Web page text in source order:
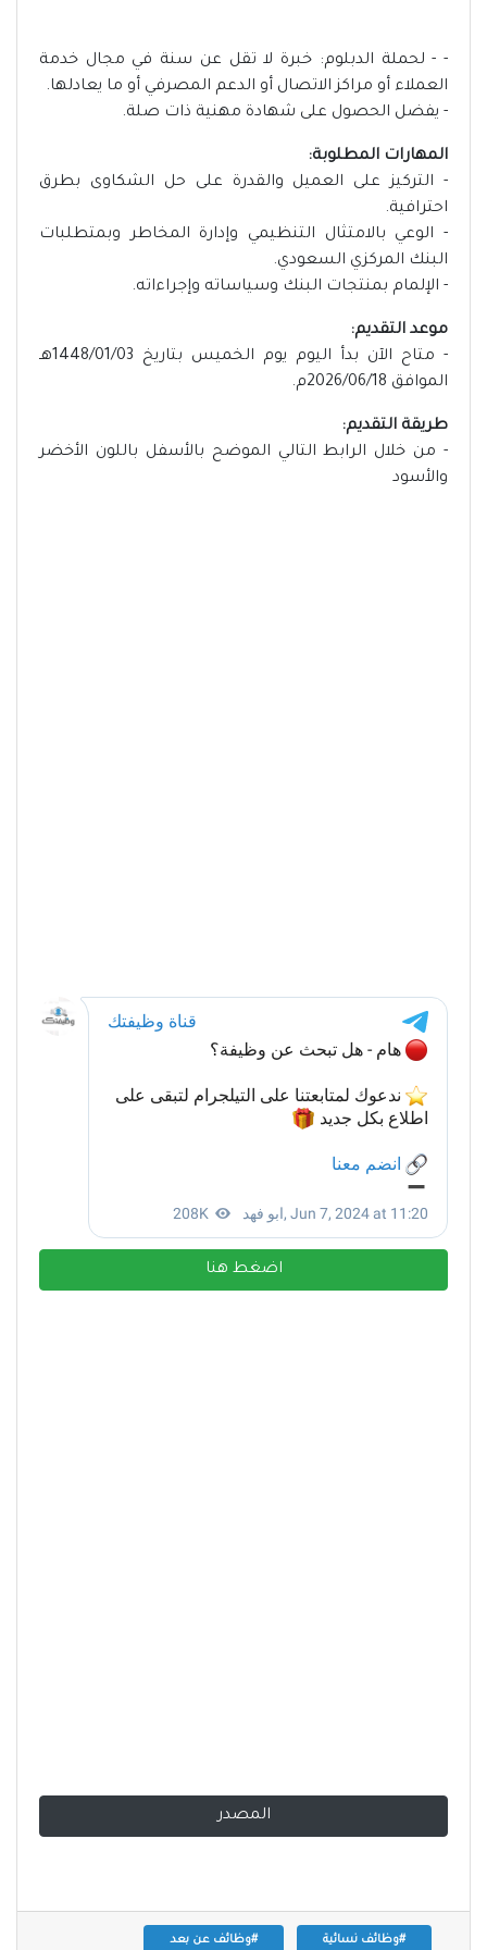
- - لحملة الدبلوم: خبرة لا تقل عن سنة في مجال خدمة
العملاء أو مراكز الاتصال أو الدعم المصرفي أو ما يعادلها.
- يفضل الحصول على شهادة مهنية ذات صلة.
المهارات المطلوبة:
- التركيز على العميل والقدرة على حل الشكاوى بطرق
احترافية.
- الوعي بالامتثال التنظيمي وإدارة المخاطر وبمتطلبات
البنك المركزي السعودي.
- الإلمام بمنتجات البنك وسياساته وإجراءاته.
موعد التقديم:
- متاح الآن بدأ اليوم يوم الخميس بتاريخ 1448/01/03هـ
الموافق 2026/06/18م.
طريقة التقديم:
- من خلال الرابط التالي الموضح بالأسفل باللون الأخضر
والأسود
اضغط هنا
المصدر
#وظائف نسائية #وظائف عن بعد